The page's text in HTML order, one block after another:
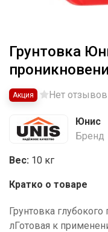
Грунтовка
Акция Нет отзывов
Юнис
Бренд
Вес: 10 кг
Кратко о товаре
Грунтовка
лГотовая к